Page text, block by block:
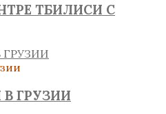
ТБИЛИСИ С
ГРУЗИИ